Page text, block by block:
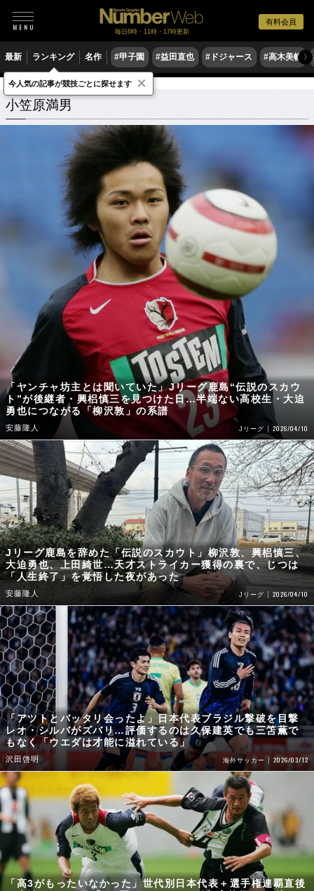
有料会員
毎日6時・11時・17時更新
最新 ランキング 名作 #甲子園 #益田直也 #ドジャース #高木美帆 〉
小笠原満男 関連記事
小笠原満男
「ヤンチャ坊主とは聞いていた」Jリーグ鹿島“伝説のスカウ
ト”が後継者・興梠慎三を見つけた日…半端ない高校生・大迫
勇也につながる「柳沢敦」の系譜
安藤隆人 Jリーグ 2026/04/10
Jリーグ鹿島を辞めた「伝説のスカウト」柳沢敦、興梠慎三、
大迫勇也、上田綺世…天才ストライカー獲得の裏で、じつは
「人生終了」を覚悟した夜があった
安藤隆人 Jリーグ 2026/04/10
「アツトとバッタリ会ったよ」日本代表ブラジル撃破を目撃
レオ・シルバがズバリ…評価するのは久保建英でも三笘薫で
もなく「ウエダは才能に溢れている」
沢田啓明 海外サッカー 2026/03/12
「高3がもったいなかった」世代別日本代表＋選手権連覇直後
今人気の記事が競技ごとに探せます ×